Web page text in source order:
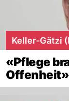
Keller-Gätzi
«Pflege
Offenheit»